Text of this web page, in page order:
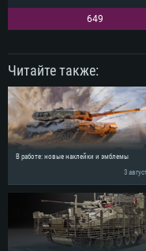
649
Читайте также:
В работе: новые наклейки и эмблемы
3